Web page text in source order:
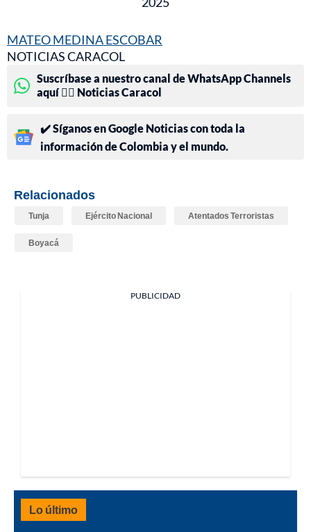
MATEO MEDINA ESCOBAR
NOTICIAS CARACOL
Suscríbase a nuestro canal de WhatsApp Channels
aquí 👉🏻 Noticias Caracol
✔️ Síganos en Google Noticias con toda la
información de Colombia y el mundo.
Relacionados
Tunja Ejército Nacional Atentados Terroristas
Boyacá
PUBLICIDAD
Lo último